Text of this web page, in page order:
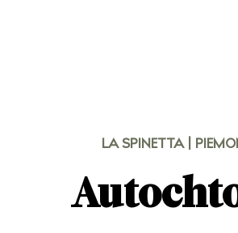
LA SPINETTA |